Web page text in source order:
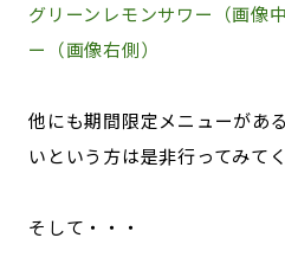
グリーンレモンサワー（画像
ー（画像右側）
他にも期間限定メニューがあ
いという方は是非行ってみて
そして・・・